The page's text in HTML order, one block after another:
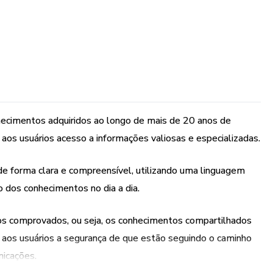
adquiridos ao longo de mais de 20 anos de
usuários acesso a informações valiosas e especializadas.
forma clara e compreensível, utilizando uma linguagem
conhecimentos no dia a dia.
ou seja, os conhecimentos compartilhados
usuários a segurança de que estão seguindo o caminho